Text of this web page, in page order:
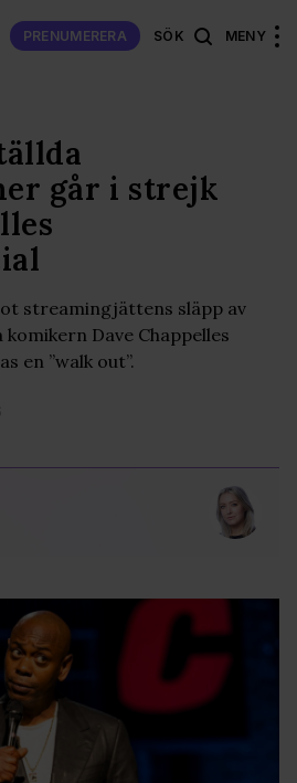
PRENUMERERA SÖK MENY
går i strejk
streamingjättens släpp av
Dave Chappelles
en ”walk out”.